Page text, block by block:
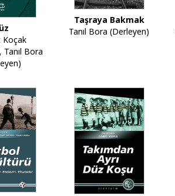
Koçak
, Tanıl Bora
Taşraya Bakmak
Tanıl Bora (Derleyen)